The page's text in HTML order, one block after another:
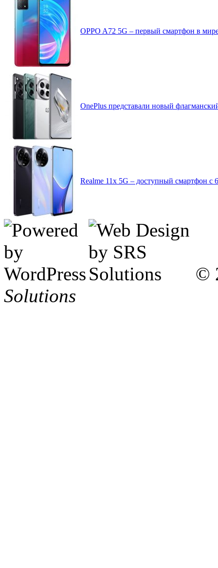
OPPO A72 5G – первый смартфон в
OnePlus представали новый
Realme 11x 5G – доступный смартфон
©
Solutions